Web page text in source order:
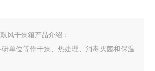
风干燥箱产品介绍：
单位等作干燥、热处理、消毒灭菌和保温